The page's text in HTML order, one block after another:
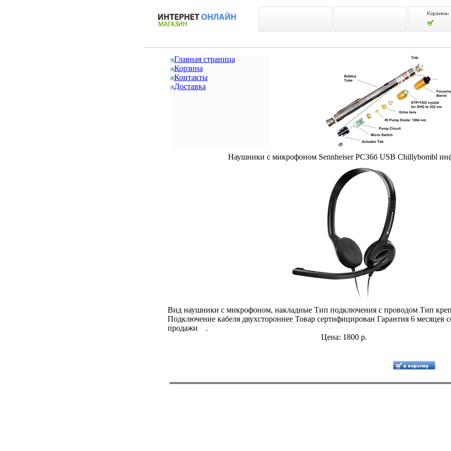
Главная страница
Корзина
Контакты
Доставка
Наушники с микрофоном Sennheiser PC36б USB Chillybombl
Вид наушники с микрофоном, накладные Тип подключения с проводом Тип
Подключение кабеля двухстороннее Товар сертифицирован Гарантия 6 месяцев
продажи .
Цена: 1800 р.